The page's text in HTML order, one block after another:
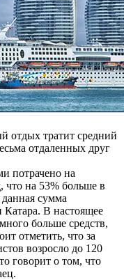
отдых тратит средний
отдаленных друг
потрачено на
что на 53% больше в
сумма
В настоящее
больше средств,
отметить, что за
возросло до 120
говорит о том, что